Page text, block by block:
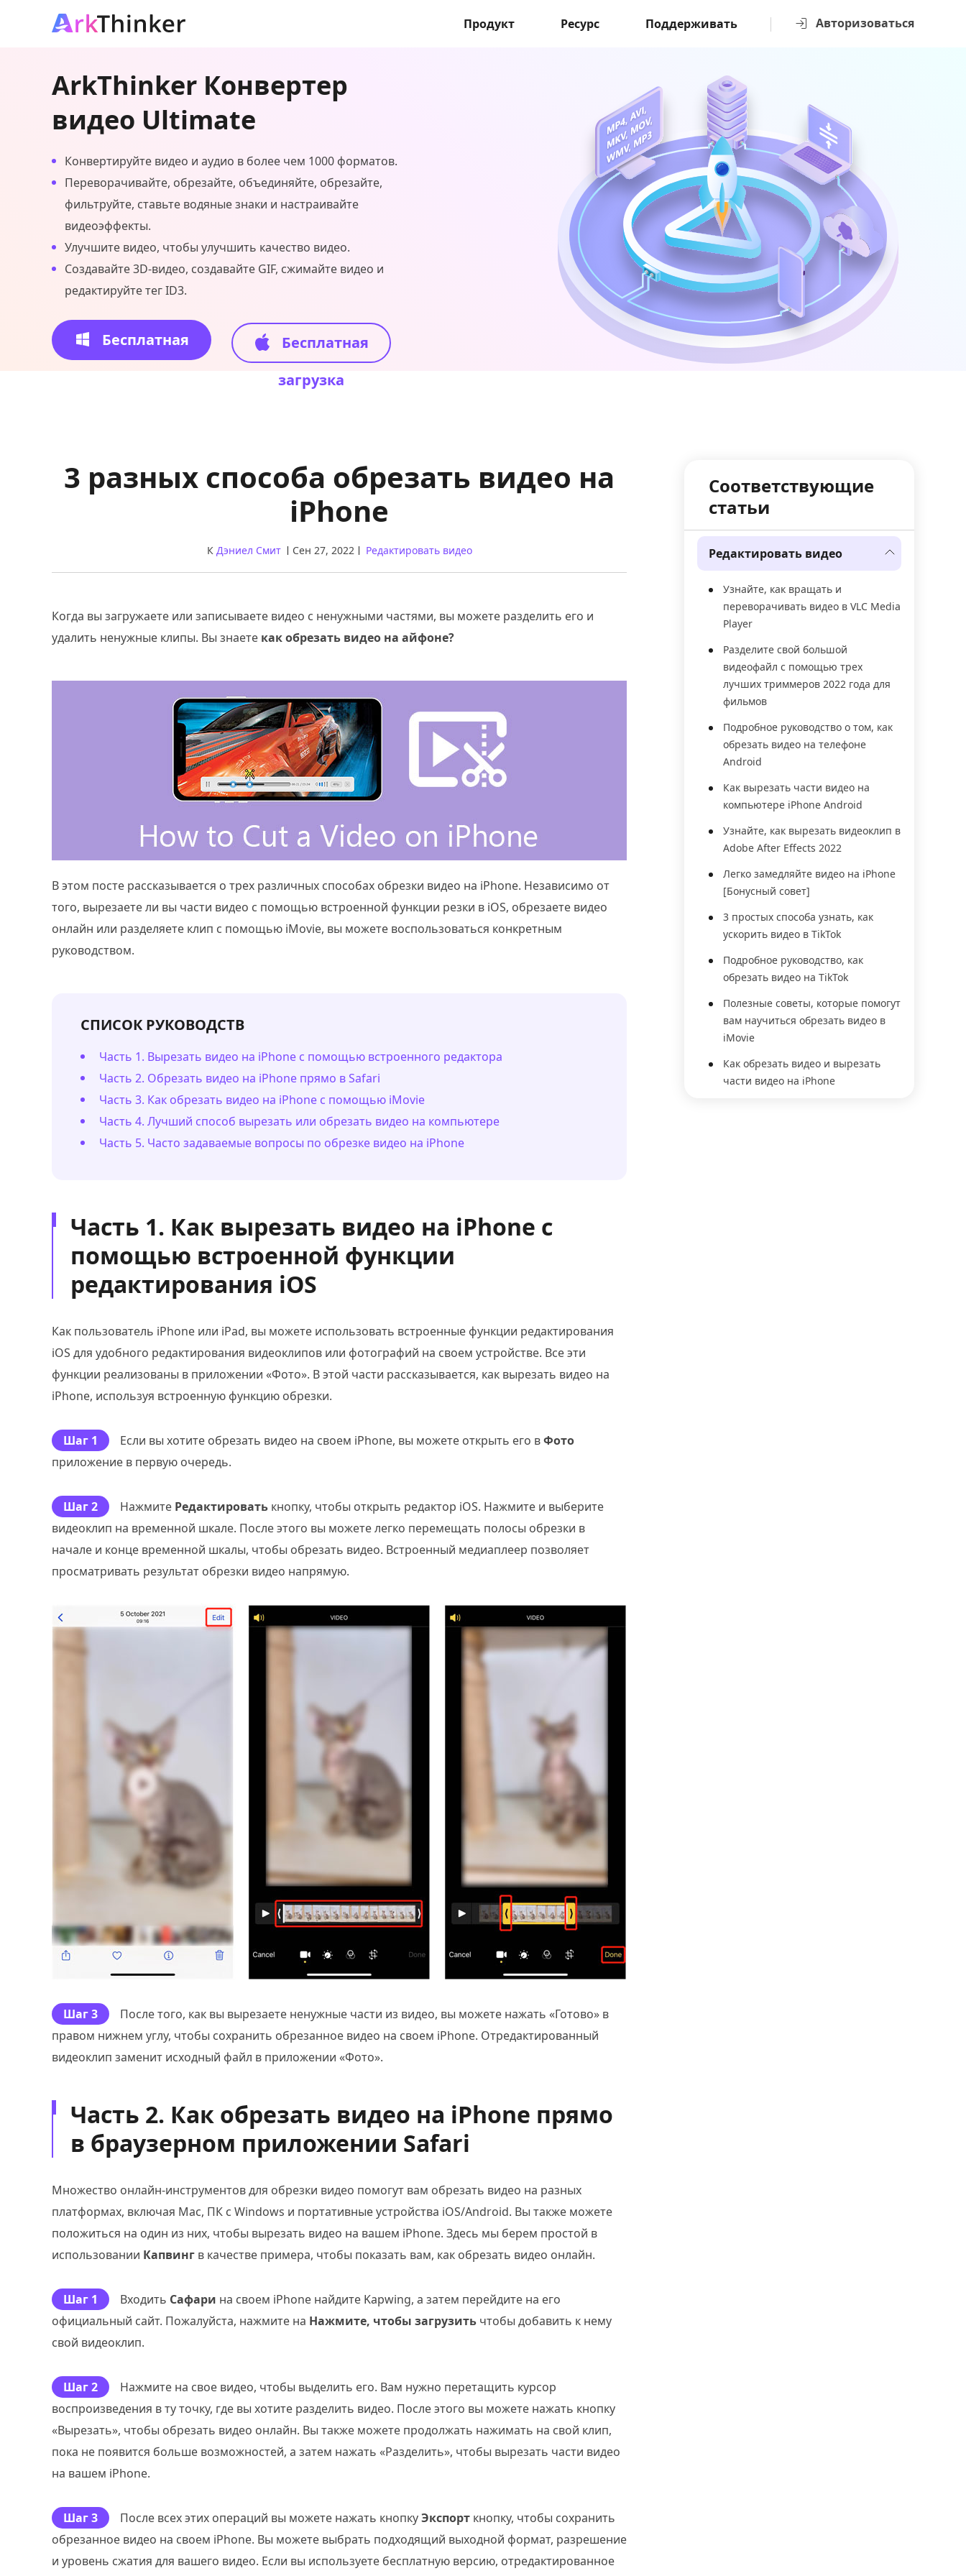
Авторизоваться
Продукт Ресурс Поддерживать
ArkThinker Конвертер
видео Ultimate
Конвертируйте видео и аудио в более чем 1000 форматов.
Переворачивайте, обрезайте, объединяйте, обрезайте,
фильтруйте, ставьте водяные знаки и настраивайте
видеоэффекты.
Улучшите видео, чтобы улучшить качество видео.
Создавайте 3D-видео, создавайте GIF, сжимайте видео и
редактируйте тег ID3.
Бесплатная
Бесплатная
загрузка
3 разных способа обрезать видео на
iPhone
К Дэниел Смит Сен 27, 2022 Редактировать видео
Когда вы загружаете или записываете видео с ненужными частями, вы можете разделить его и
удалить ненужные клипы. Вы знаете как обрезать видео на айфоне?
В этом посте рассказывается о трех различных способах обрезки видео на iPhone. Независимо от
того, вырезаете ли вы части видео с помощью встроенной функции резки в iOS, обрезаете видео
онлайн или разделяете клип с помощью iMovie, вы можете воспользоваться конкретным
руководством.
СПИСОК РУКОВОДСТВ
Часть 1. Вырезать видео на iPhone с помощью встроенного редактора
Часть 2. Обрезать видео на iPhone прямо в Safari
Часть 3. Как обрезать видео на iPhone с помощью iMovie
Часть 4. Лучший способ вырезать или обрезать видео на компьютере
Часть 5. Часто задаваемые вопросы по обрезке видео на iPhone
Часть 1. Как вырезать видео на iPhone с
помощью встроенной функции
редактирования iOS
Как пользователь iPhone или iPad, вы можете использовать встроенные функции редактирования
iOS для удобного редактирования видеоклипов или фотографий на своем устройстве. Все эти
функции реализованы в приложении «Фото». В этой части рассказывается, как вырезать видео на
iPhone, используя встроенную функцию обрезки.
Шаг 1 Если вы хотите обрезать видео на своем iPhone, вы можете открыть его вФото
приложение в первую очередь.
Шаг 2 Нажмите Редактировать кнопку, чтобы открыть редактор iOS. Нажмите и выберите
видеоклип на временной шкале. После этого вы можете легко перемещать полосы обрезки в
начале и конце временной шкалы, чтобы обрезать видео. Встроенный медиаплеер позволяет
просматривать результат обрезки видео напрямую.
Шаг 3
После того, как вы вырезаете ненужные части из видео, вы можете нажать «Готово» в
правом нижнем углу, чтобы сохранить обрезанное видео на своем iPhone. Отредактированный
видеоклип заменит исходный файл в приложении «Фото».
Часть 2. Как обрезать видео на iPhone прямо
в браузерном приложении Safari
Множество онлайн-инструментов для обрезки видео помогут вам обрезать видео на разных
платформах, включая Mac, ПК с Windows и портативные устройства iOS/Android. Вы также можете
положиться на один из них, чтобы вырезать видео на вашем iPhone. Здесь мы берем простой в
использовании Капвинг в качестве примера, чтобы показать вам, как обрезать видео онлайн.
Шаг 1 Входить Сафари на своем iPhone найдите Kapwing, а затем перейдите на его
официальный сайт. Пожалуйста, нажмите на Нажмите, чтобы загрузить чтобы добавить к нему
свой видеоклип.
Шаг 2
Нажмите на свое видео, чтобы выделить его. Вам нужно перетащить курсор
воспроизведения в ту точку, где вы хотите разделить видео. После этого вы можете нажать кнопку
«Вырезать», чтобы обрезать видео онлайн. Вы также можете продолжать нажимать на свой клип,
пока не появится больше возможностей, а затем нажать «Разделить», чтобы вырезать части видео
на вашем iPhone.
Шаг 3 После всех этих операций вы можете нажать кнопкуЭкспорт кнопку, чтобы сохранить
обрезанное видео на своем iPhone. Вы можете выбрать подходящий выходной формат, разрешение
и уровень сжатия для вашего видео. Если вы используете бесплатную версию, отредактированное
Соответствующие
статьи
Редактировать видео
Узнайте, как вращать и
переворачивать видео в VLC Media
Player
Разделите свой большой
видеофайл с помощью трех
лучших триммеров 2022 года для
фильмов
Подробное руководство о том, как
обрезать видео на телефоне
Android
Как вырезать части видео на
компьютере iPhone Android
Узнайте, как вырезать видеоклип в
Adobe After Effects 2022
Легко замедляйте видео на iPhone
[Бонусный совет]
3 простых способа узнать, как
ускорить видео в TikTok
Подробное руководство, как
обрезать видео на TikTok
Полезные советы, которые помогут
вам научиться обрезать видео в
iMovie
Как обрезать видео и вырезать
части видео на iPhone